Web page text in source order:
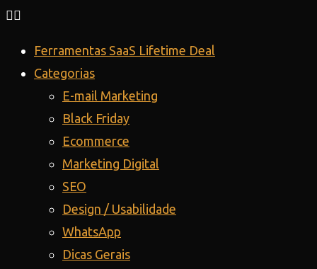
Ferramentas SaaS Lifetime Deal
Categorias
E-mail Marketing
Black Friday
Ecommerce
Marketing Digital
SEO
Design / Usabilidade
WhatsApp
Dicas Gerais